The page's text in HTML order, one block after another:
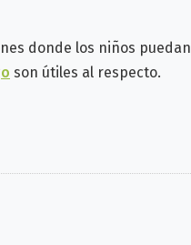
donde los niños puedan
son útiles al respecto.